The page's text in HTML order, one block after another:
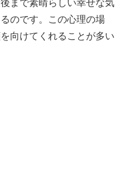
まで素晴らしい幸せな気
のです。この心理の場
向けてくれることが多い